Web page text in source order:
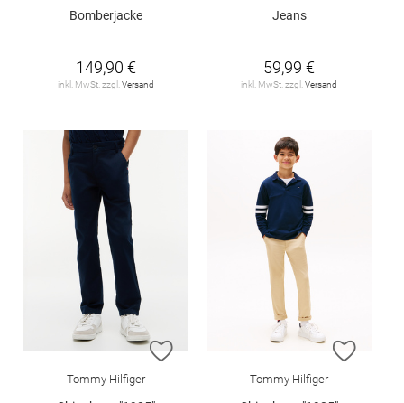
Bomberjacke
149,90 €
inkl. MwSt. zzgl. Versand
Jeans
59,99 €
inkl. MwSt. zzgl. Versand
ZUR WUNSCHLISTE HINZUFÜGEN
Tommy Hilfiger
ZUR
Tommy Hilfiger